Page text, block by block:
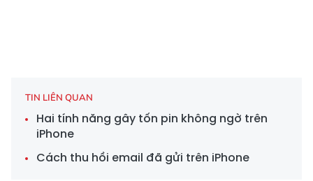
TIN LIÊN QUAN
Hai tính năng gây tốn pin không ngờ trên
iPhone
Cách thu hồi email đã gửi trên iPhone